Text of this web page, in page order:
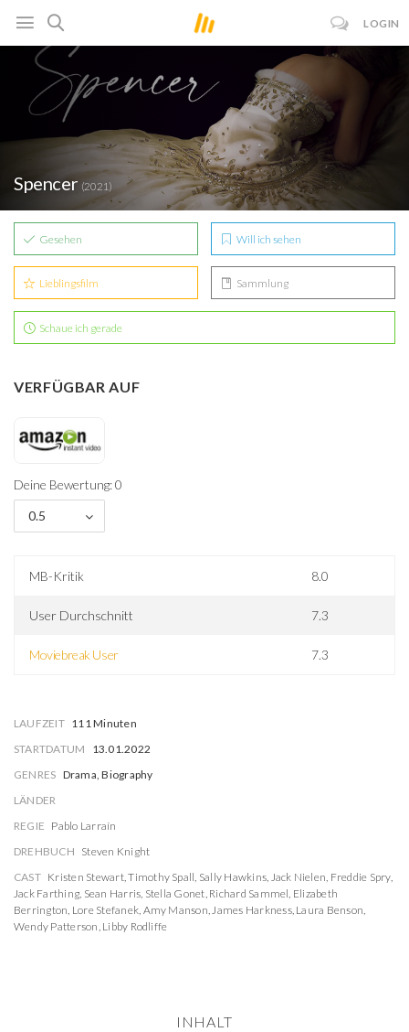
LOGIN
Spencer (2021)
Gesehen Will ich sehen
Lieblingsfilm Sammlung
Schaue ich gerade
VERFÜGBAR AUF
Deine Bewertung: 0
0.5
MB-Kritik 8.0
User Durchschnitt 7.3
Moviebreak User 7.3
LAUFZEIT 111 Minuten
STARTDATUM
13.01.2022
GENRES Drama, Biography
LÄNDER
REGIE Pablo Larraín
DREHBUCH Steven Knight
CAST Kristen Stewart,Timothy Spall, Sally Hawkins, Jack Nielen, Freddie Spry,
Jack Farthing, Sean Harris, Stella Gonet, Richard Sammel, Elizabeth
Berrington, Lore Stefanek, Amy Manson,James Harkness, Laura Benson,
Wendy Patterson, Libby Rodliffe
INHALT